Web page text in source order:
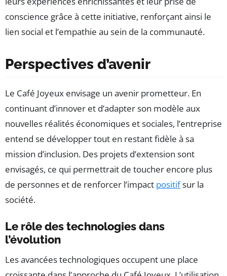
conscience grâce à cette initiative, renforçant ainsi le
lien social et l’empathie au sein de la communauté.
Perspectives d’avenir
Le Café Joyeux envisage un avenir prometteur. En
continuant d’innover et d’adapter son modèle aux
nouvelles réalités économiques et sociales, l’entreprise
entend se développer tout en restant fidèle à sa
mission d’inclusion. Des projets d’extension sont
envisagés, ce qui permettrait de toucher encore plus
de personnes et de renforcer l’impact positifsur la
société.
Le rôle des technologies dans
l’évolution
Les avancées technologiques occupent une place